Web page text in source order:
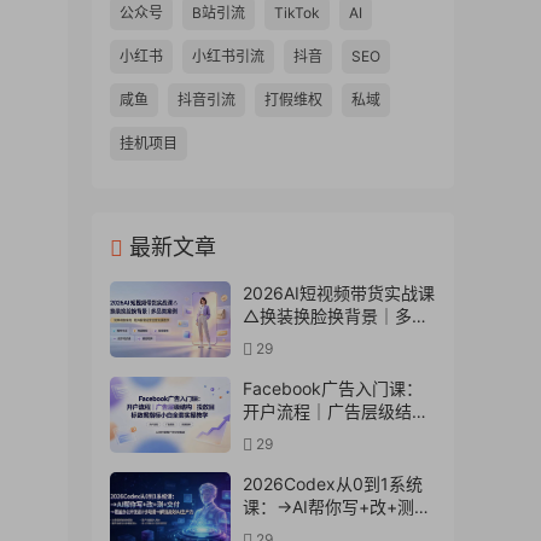
公众号 B站引流 TikTok AI
小红书 小红书引流 抖音 SEO
咸鱼 抖音引流 打假维权 私域
挂机项目
最新文章
2026AI短视频带货实战课
△换装换脸换背景｜多品
类案例｜矩阵橱窗运营全
套实操教学
29
Facebook广告入门课：
开户流程｜广告层级结构
｜投放目标数据指标小白
全套实操教学
29
2026Codex从0到1系统
课：→AI帮你写+改+测
+交付→覆盖办公开发设